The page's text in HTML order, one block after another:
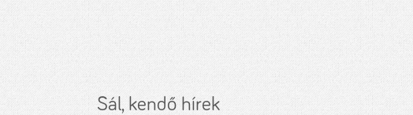
Sál, kendő hírek